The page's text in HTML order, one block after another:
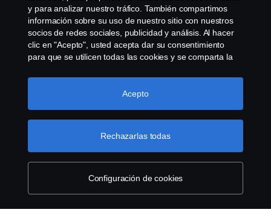
Política de Cookies
Cookie settings
© Copyright Scania 2026 All rights reserved. Scania
CV AB (publ), SE-151 87 Södertälje, Sweden, Tel:
+46-8-55 38 10 00, Fax: +46-8-55 38 10 37.
y para analizar nuestro tráfico. También compartimos
información sobre su uso de nuestro sitio con nuestros
socios de redes sociales, publicidad y análisis. Al hacer
clic en "Acepto", usted acepta dar su consentimiento
para que se utilicen todas las cookies y se comparta la
haciendo clic en "Configuración de cookies" y
seleccionando las categorías que desea aceptar. Para
Más información sobre su privacidad
Configuración de cookies
Rechazarlas todas
Acepto